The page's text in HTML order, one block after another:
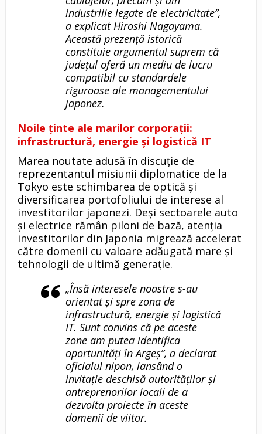
industriile legate de electricitate”,
a explicat Hiroshi Nagayama.
Această prezență istorică
constituie argumentul suprem că
județul oferă un mediu de lucru
compatibil cu standardele
riguroase ale managementului
japonez.
Noile ținte ale marilor corporații:
infrastructură, energie și logistică IT
Marea noutate adusă în discuție de
reprezentantul misiunii diplomatice de la
Tokyo este schimbarea de optică și
diversificarea portofoliului de interese al
investitorilor japonezi. Deși sectoarele auto
și electrice rămân piloni de bază, atenția
investitorilor din Japonia migrează accelerat
către domenii cu valoare adăugată mare și
tehnologii de ultimă generație.
„Însă interesele noastre s-au
orientat și spre zona de
infrastructură, energie și logistică
IT. Sunt convins că pe aceste
zone am putea identifica
oportunități în Argeș”, a declarat
oficialul nipon, lansând o
invitație deschisă autorităților și
antreprenorilor locali de a
dezvolta proiecte în aceste
domenii de viitor.